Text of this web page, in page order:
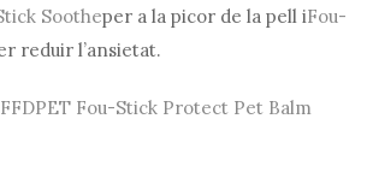
Sootheper a la picor de la pell iFou-
reduir l’ansietat.
Fou-Stick Protect Pet Balm